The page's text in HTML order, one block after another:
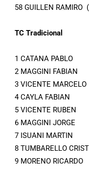
58 GUILLEN RAMIRO
TC Tradicional
1 CATANA PABLO
2 MAGGINI FABIAN
3 VICENTE MARCELO
4 CAYLA FABIAN
5 VICENTE RUBEN
6 MAGGINI JORGE
7 ISUANI MARTIN
8 TUMBARELLO
9 MORENO RICARDO